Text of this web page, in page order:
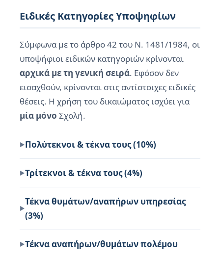
Ειδικές Κατηγορίες Υποψηφίων
Σύμφωνα με το άρθρο 42 του Ν. 1481/1984, οι
υποψήφιοι ειδικών κατηγοριών κρίνονται
αρχικά με τη γενική σειρά. Εφόσον δεν
εισαχθούν, κρίνονται στις αντίστοιχες ειδικές
θέσεις. Η χρήση του δικαιώματος ισχύει για
μία μόνο Σχολή.
Πολύτεκνοι & τέκνα τους (10%)
Τρίτεκνοι & τέκνα τους (4%)
Τέκνα θυμάτων/αναπήρων υπηρεσίας
(3%)
Τέκνα αναπήρων/θυμάτων πολέμου